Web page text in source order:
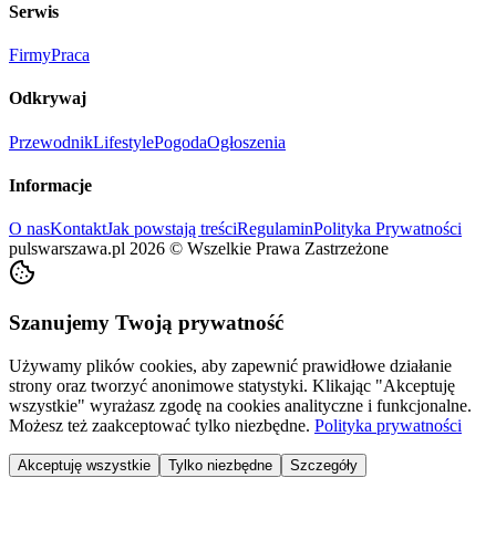
Serwis
FirmyPraca
Odkrywaj
PrzewodnikLifestylePogodaOgłoszenia
Informacje
O nasKontaktJak powstają treściRegulaminPolityka Prywatności
pulswarszawa.pl 2026 © Wszelkie Prawa Zastrzeżone
Szanujemy Twoją prywatność
Używamy plików cookies, aby zapewnić prawidłowe działanie
strony oraz tworzyć anonimowe statystyki. Klikając "Akceptuję
wszystkie" wyrażasz zgodę na cookies analityczne i funkcjonalne.
Możesz też zaakceptować tylko niezbędne. Polityka prywatności
Akceptuję wszystkie Tylko niezbędne Szczegóły